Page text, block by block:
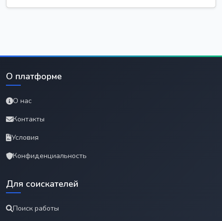
О платформе
О нас
Контакты
Условия
Конфиденциальность
Для соискателей
Поиск работы